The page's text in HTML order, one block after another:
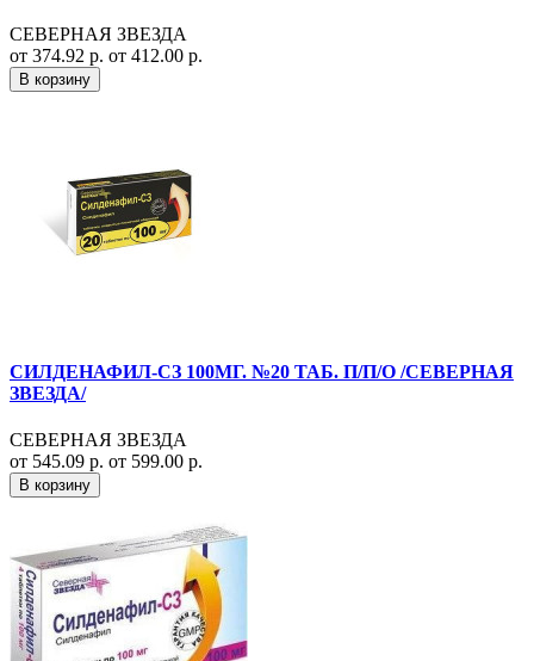
СЕВЕРНАЯ ЗВЕЗДА
от 374.92 р. от 412.00 р.
В корзину
СИЛДЕНАФИЛ-СЗ 100МГ. №20 ТАБ. П/П/О /СЕВЕРНАЯ
ЗВЕЗДА/
СЕВЕРНАЯ ЗВЕЗДА
от 545.09 р. от 599.00 р.
В корзину